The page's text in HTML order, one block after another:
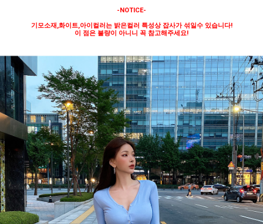
-NOTICE-
기모소재,화이트,아이컬러는 밝은컬러 특성상 잡사가 섞일수 있습니다!
이 점은 불량이 아니니 꼭 참고해주세요!